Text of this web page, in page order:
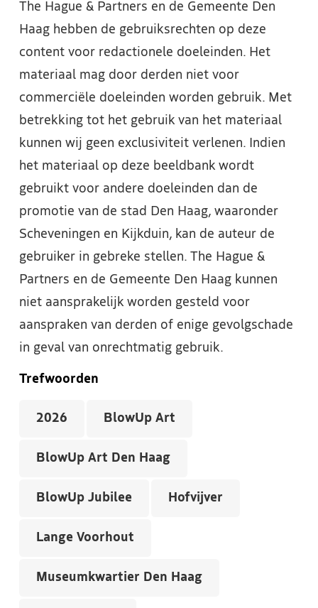
The Hague & Partners en de Gemeente Den
Haag hebben de gebruiksrechten op deze
content voor redactionele doeleinden. Het
materiaal mag door derden niet voor
commerciële doeleinden worden gebruik. Met
betrekking tot het gebruik van het materiaal
kunnen wij geen exclusiviteit verlenen. Indien
het materiaal op deze beeldbank wordt
gebruikt voor andere doeleinden dan de
promotie van de stad Den Haag, waaronder
Scheveningen en Kijkduin, kan de auteur de
gebruiker in gebreke stellen. The Hague &
Partners en de Gemeente Den Haag kunnen
niet aansprakelijk worden gesteld voor
aanspraken van derden of enige gevolgschade
in geval van onrechtmatig gebruik.
Trefwoorden
2026 BlowUp Art
BlowUp Art Den Haag
BlowUp Jubilee Hofvijver
Lange Voorhout
Museumkwartier Den Haag